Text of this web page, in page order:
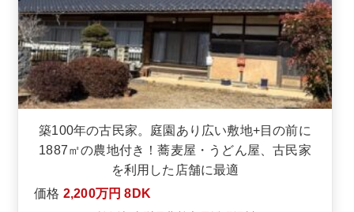
築100年の古民家。庭園あり広い敷地+目の前に
1887㎡の農地付き！蕎麦屋・うどん屋、古民家
を利用した店舗に最適
価格 2,200万円 8DK